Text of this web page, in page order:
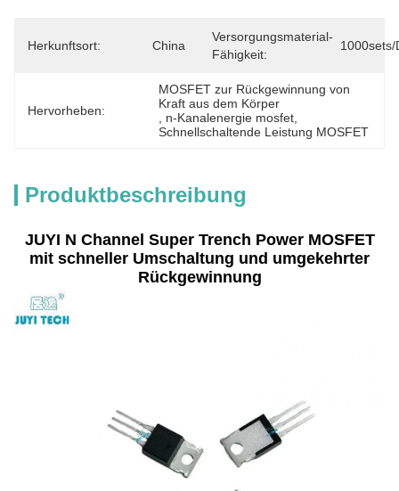
Herkunftsort: China
Versorgungsmaterial-
Fähigkeit:
Hervorheben:
MOSFET zur Rückgewinnung von
Kraft aus dem Körper
n-Kanalenergie mosfet
Schnellschaltende Leistung MOSFET
Produktbeschreibung
JUYI N Channel Super Trench Power MOSFET
mit schneller Umschaltung und umgekehrter
Rückgewinnung